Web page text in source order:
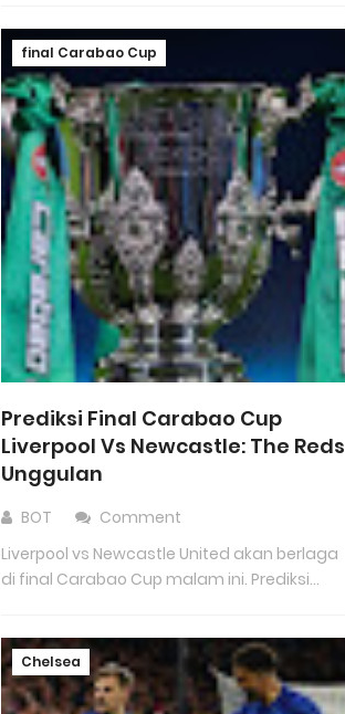
final Carabao Cup
Prediksi Final Carabao Cup
Liverpool Vs Newcastle: The Reds
Unggulan
BOT
Comment
Liverpool vs Newcastle United akan berlaga
di final Carabao Cup malam ini. Prediksi...
Chelsea